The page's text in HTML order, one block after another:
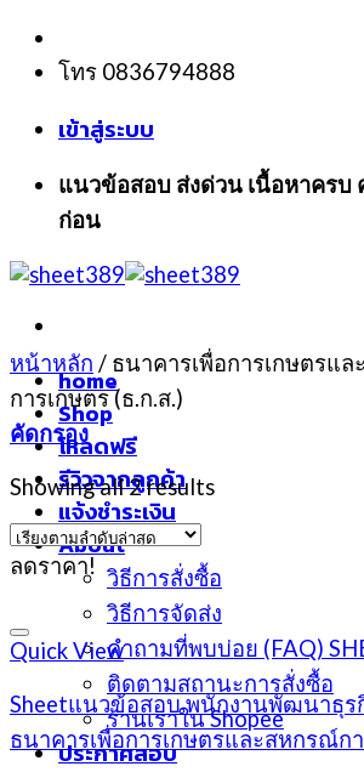
Skip
content
โทร 0836794888
เข้าสู่ระบบ
แนวข้อสอบ ส่งด่วน เนื้อหาคร
ก่อน
home
Shop
โหลดฟรี
รีวิวจากลูกค้า
แจ้งชำระเงิน
About
วิธีการสั่งซื้อ
วิธีการจัดส่ง
คำถามที่พบบ่อย (FAQ)
ติดตามสถานะการสั่งซื้อ
ร้านเราใน Shopee
ประกาศสอบ
หน้าหลัก / ธนาคารเพื่อการเกษตรแ
การเกษตร (ธ.ก.ส.)
คัดกรอง
Showing all 2 results
ลดราคา!
Quick View
Sheetแนวข้อสอบ พนักงานพัฒนาธุร
ธนาคารเพื่อการเกษตรและสหกรณ์กา